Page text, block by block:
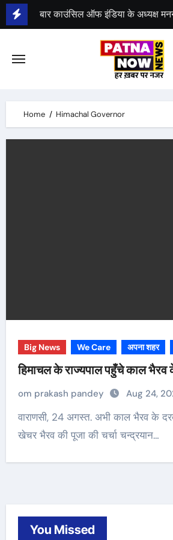
Skip
to
बार काउंसिल ऑफ इंडिया के अध्यक्ष मनन
भीम सेना का भारत बंद, राजद का बंद को
Home Himachal Governor
Big News We Care अपना शहर
हिमाचल के राज्यपाल पहुँचे काल भैरव
om prakash pandey Aug 24,
वाराणसी, 24 अगस्त. अभी काल भैरव के दरबार की पूजा और
खेचर भैरव की पूजा की चर्चा चन्द्रयान…
You Missed